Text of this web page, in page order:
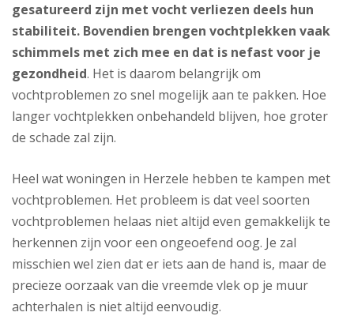
gesatureerd zijn met vocht verliezen deels hun
stabiliteit. Bovendien brengen vochtplekken vaak
schimmels met zich mee en dat is nefast voor je
gezondheid. Het is daarom belangrijk om
vochtproblemen zo snel mogelijk aan te pakken. Hoe
langer vochtplekken onbehandeld blijven, hoe groter
de schade zal zijn.
Heel wat woningen in Herzele hebben te kampen met
vochtproblemen. Het probleem is dat veel soorten
vochtproblemen helaas niet altijd even gemakkelijk te
herkennen zijn voor een ongeoefend oog. Je zal
misschien wel zien dat er iets aan de hand is, maar de
precieze oorzaak van die vreemde vlek op je muur
achterhalen is niet altijd eenvoudig.